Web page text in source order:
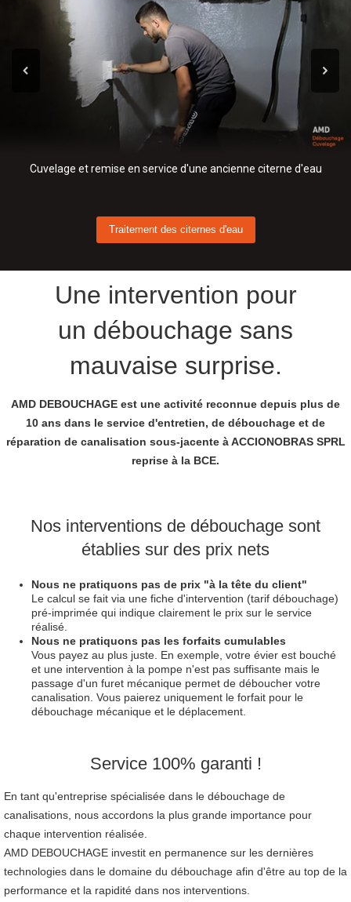
Cuvelage et remise en service d'une ancienne citerne d'eau
Traitement des citernes d'eau
Une intervention pour
un débouchage sans
mauvaise surprise.
AMD DEBOUCHAGE est une activité reconnue depuis plus de
10 ans dans le service d'entretien, de débouchage et de
réparation de canalisation sous-jacente à ACCIONOBRAS SPRL
reprise à la BCE.
Nos interventions de débouchage sont
établies sur des prix nets
Nous ne pratiquons pas de prix "à la tête du client"
Le calcul se fait via une fiche d'intervention (tarif débouchage)
pré-imprimée qui indique clairement le prix sur le service
réalisé.
Nous ne pratiquons pas les forfaits cumulables
Vous payez au plus juste. En exemple, votre évier est bouché
et une intervention à la pompe n'est pas suffisante mais le
passage d'un furet mécanique permet de déboucher votre
canalisation. Vous paierez uniquement le forfait pour le
débouchage mécanique et le déplacement.
Service 100% garanti !
En tant qu'entreprise spécialisée dans le débouchage de
canalisations, nous accordons la plus grande importance pour
chaque intervention réalisée.
AMD DEBOUCHAGE investit en permanence sur les dernières
technologies dans le domaine du débouchage afin d'être au top de la
performance et la rapidité dans nos interventions.